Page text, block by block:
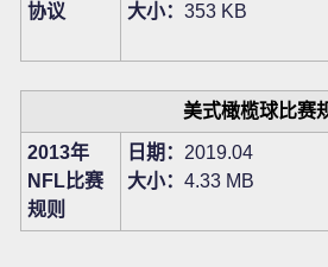
协议
大小： 353 KB
美式橄榄球比赛
2013年
NFL比赛
规则
日期： 2019.04
大小： 4.33 MB